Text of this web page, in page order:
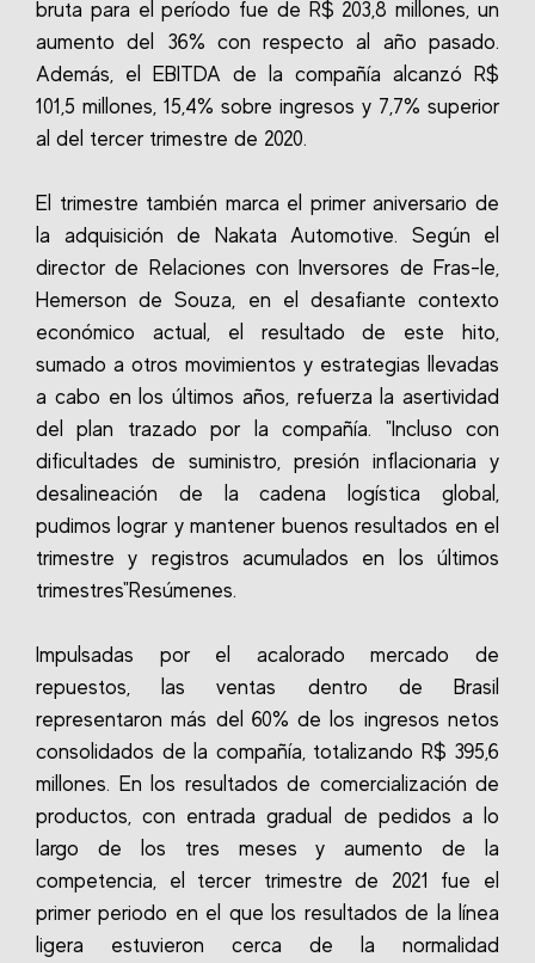
bruta para el período fue de R$ 203,8 millones, un
aumento del 36% con respecto al año pasado.
Además, el EBITDA de la compañía alcanzó R$
101,5 millones, 15,4% sobre ingresos y 7,7% superior
al del tercer trimestre de 2020.
El trimestre también marca el primer aniversario de
la adquisición de Nakata Automotive. Según el
director de Relaciones con Inversores de Fras-le,
Hemerson de Souza, en el desafiante contexto
económico actual, el resultado de este hito,
sumado a otros movimientos y estrategias llevadas
a cabo en los últimos años, refuerza la asertividad
del plan trazado por la compañía. "Incluso con
dificultades de suministro, presión inflacionaria y
desalineación de la cadena logística global,
pudimos lograr y mantener buenos resultados en el
trimestre y registros acumulados en los últimos
trimestres"Resúmenes.
Impulsadas por el acalorado mercado de
repuestos, las ventas dentro de Brasil
representaron más del 60% de los ingresos netos
consolidados de la compañía, totalizando R$ 395,6
millones. En los resultados de comercialización de
productos, con entrada gradual de pedidos a lo
largo de los tres meses y aumento de la
competencia, el tercer trimestre de 2021 fue el
primer periodo en el que los resultados de la línea
ligera estuvieron cerca de la normalidad